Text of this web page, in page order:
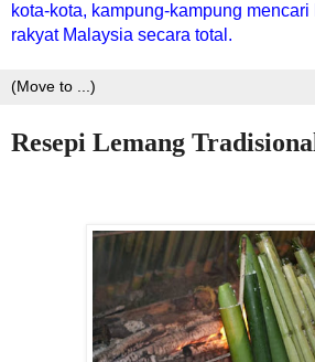
kota-kota, kampung-kampung
rakyat Malaysia secara total.
Resepi Lemang